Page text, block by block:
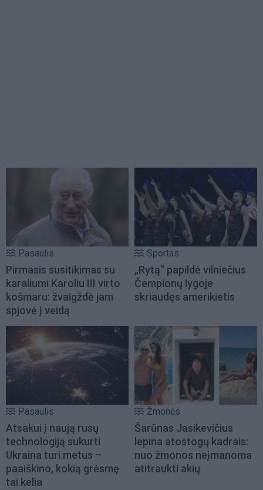
Pasaulis
Pirmasis susitikimas su
karaliumi Karoliu III virto
košmaru: žvaigždė jam
spjovė į veidą
Sportas
„Rytą“ papildė vilniečius
Čempionų lygoje
skriaudęs amerikietis
Pasaulis
Atsakui į naują rusų
technologiją sukurti
Ukraina turi metus –
paaiškino, kokią grėsmę
tai kelia
Žmonės
Šarūnas Jasikevičius
lepina atostogų kadrais:
nuo žmonos neįmanoma
atitraukti akių